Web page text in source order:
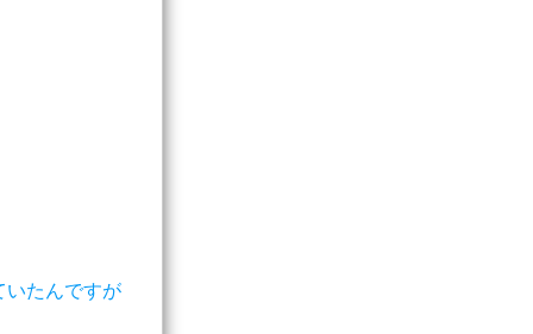
いたんですが